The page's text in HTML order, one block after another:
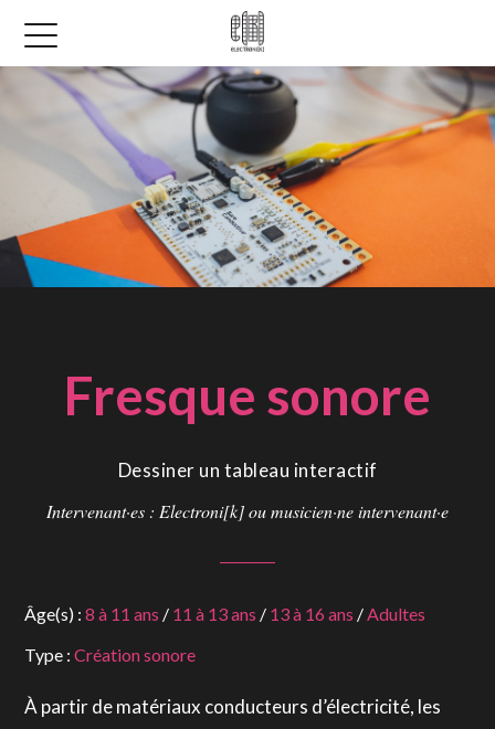
Fresque sonore
Dessiner un tableau interactif
Intervenant·es : Electroni[k] ou musicien·ne intervenant·e
Âge(s) :8 à 11 ans / 11 à 13 ans / 13 à 16 ans /Adultes
Type :Création sonore
À partir de matériaux conducteurs d’électricité, les